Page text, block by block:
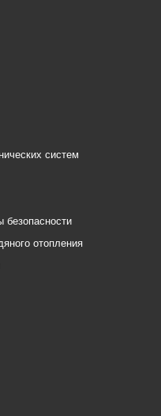
систем
безопасности
отопления